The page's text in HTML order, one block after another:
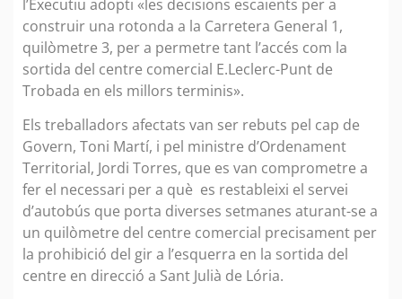
l’Executiu adopti «les decisions escaients per a
construir una rotonda a la Carretera General 1,
quilòmetre 3, per a permetre tant l’accés com la
sortida del centre comercial E.Leclerc-Punt de
Trobada en els millors terminis».
Els treballadors afectats van ser rebuts pel cap de
Govern, Toni Martí, i pel ministre d’Ordenament
Territorial, Jordi Torres, que es van comprometre a
fer el necessari per a què es restableixi el servei
d’autobús que porta diverses setmanes aturant-se a
un quilòmetre del centre comercial precisament per
la prohibició del gir a l’esquerra en la sortida del
centre en direcció a Sant Julià de Lória.